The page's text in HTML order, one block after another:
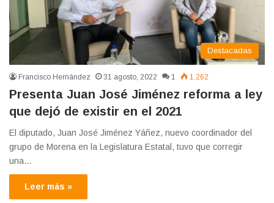
Destacadas
Francisco Hernández 31 agosto, 2022 1 1.262
Presenta Juan José Jiménez reforma a ley
que dejó de existir en el 2021
El diputado, Juan José Jiménez Yáñez, nuevo coordinador del
grupo de Morena en la Legislatura Estatal, tuvo que corregir
una…
Leer más »